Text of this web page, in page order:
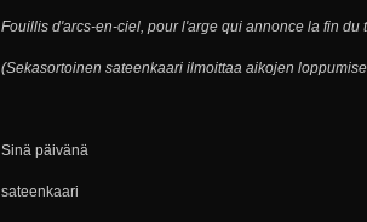
Fouillis d'arcs-en-ciel, pour l'arge qui annonce la fin du
(Sekasortoinen sateenkaari ilmoittaa aikojen
Sinä päivänä
sateenkaari